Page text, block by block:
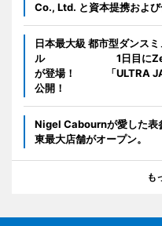
Co., Ltd. と資本提携およ
日本最大級 都市型ダンス
ル 1日目にZedd
が登場！ 「ULTRA
公開！
Nigel Cabournが愛した表
東最大店舗がオープン。
も